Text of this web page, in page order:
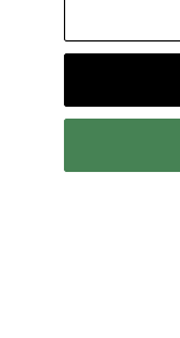
Nous sommes
l'équipement de
que Nike, New